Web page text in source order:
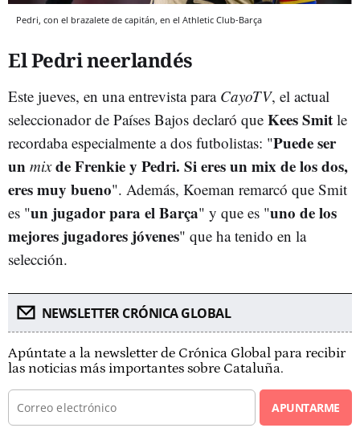
Pedri, con el brazalete de capitán, en el Athletic Club-Barça
El Pedri neerlandés
Este jueves, en una entrevista para CayoTV, el actual
seleccionador de Países Bajos declaró que Kees Smit le
recordaba especialmente a dos futbolistas: "Puede ser
un mixde Frenkie y Pedri. Si eres un mix de los dos,
eres muy bueno". Además, Koeman remarcó que Smit
es "un jugador para el Barça" y que es "uno de los
mejores jugadores jóvenes" que ha tenido en la
selección.
NEWSLETTER CRÓNICA GLOBAL
Apúntate a la newsletter de Crónica Global para recibir
las noticias más importantes sobre Cataluña.
APUNTARME